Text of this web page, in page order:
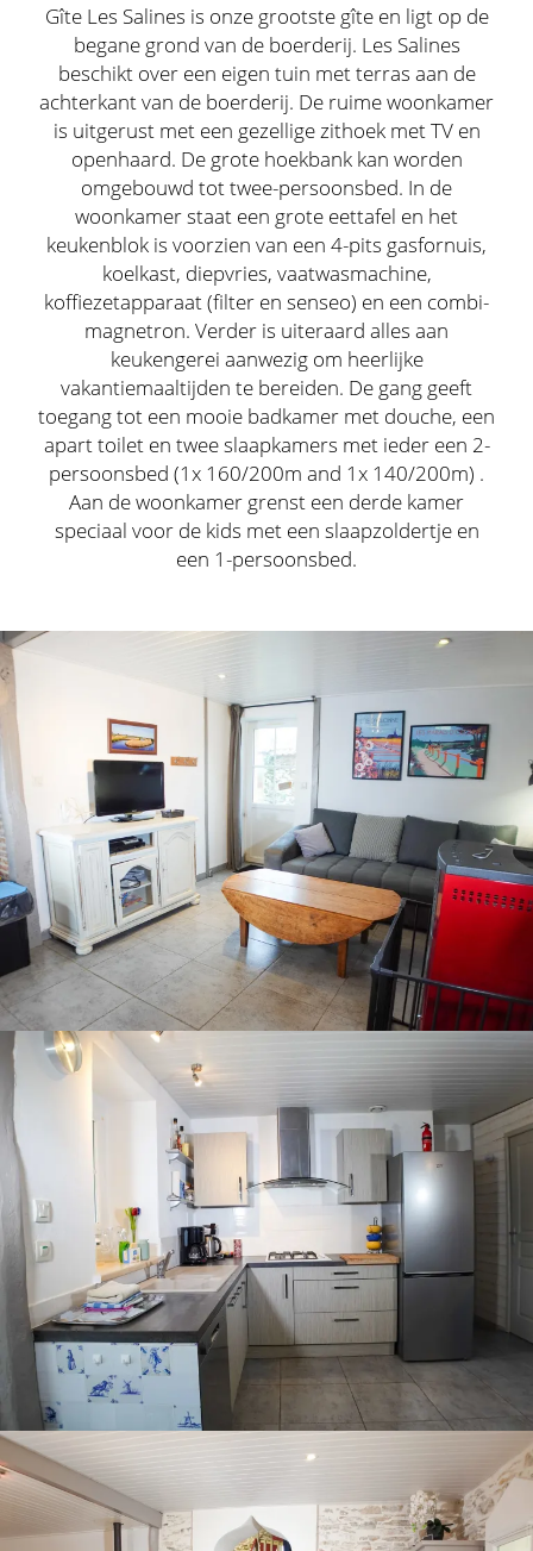
Gîte Les Salines is onze grootste gîte en ligt op de
begane grond van de boerderij. Les Salines
beschikt over een eigen tuin met terras aan de
achterkant van de boerderij. De ruime woonkamer
is uitgerust met een gezellige zithoek met TV en
openhaard. De grote hoekbank kan worden
omgebouwd tot twee-persoonsbed. In de
woonkamer staat een grote eettafel en het
keukenblok is voorzien van een 4-pits gasfornuis,
koelkast, diepvries, vaatwasmachine,
koffiezetapparaat (filter en senseo) en een combi-
magnetron. Verder is uiteraard alles aan
keukengerei aanwezig om heerlijke
vakantiemaaltijden te bereiden. De gang geeft
toegang tot een mooie badkamer met douche, een
apart toilet en twee slaapkamers met ieder een 2-
persoonsbed (1x 160/200m and 1x 140/200m) .
Aan de woonkamer grenst een derde kamer
speciaal voor de kids met een slaapzoldertje en
een 1-persoonsbed.